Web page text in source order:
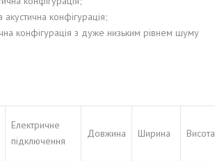
конфігурація;
конфігурація з дуже низьким рівнем шуму
Електричне
підключення
Довжина Ширина Висота